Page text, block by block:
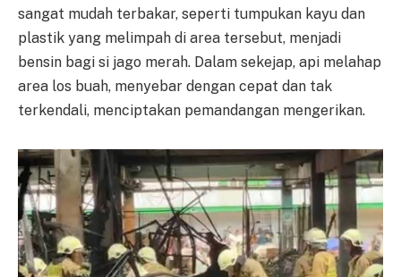
sangat mudah terbakar, seperti tumpukan kayu dan
plastik yang melimpah di area tersebut, menjadi
bensin bagi si jago merah. Dalam sekejap, api melahap
area los buah, menyebar dengan cepat dan tak
terkendali, menciptakan pemandangan mengerikan.